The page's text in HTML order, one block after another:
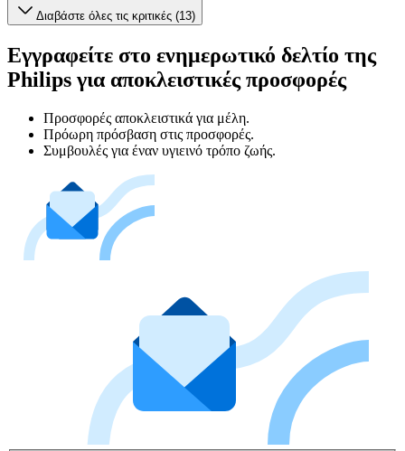
Διαβάστε όλες τις κριτικές (13)
Εγγραφείτε στο ενημερωτικό δελτίο της
Philips για αποκλειστικές προσφορές
Προσφορές αποκλειστικά για μέλη.
Πρόωρη πρόσβαση στις προσφορές.
Συμβουλές για έναν υγιεινό τρόπο ζωής.